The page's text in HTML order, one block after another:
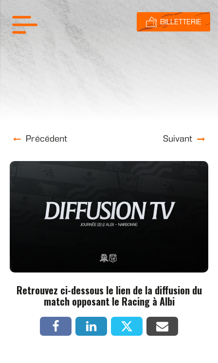
Précédent Suivant
Retrouvez ci-dessous le lien de la diffusion du
match opposant le Racing à Albi
BILLETTERIE